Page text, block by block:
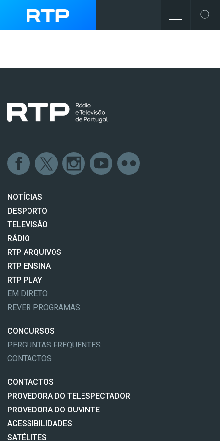
NOTÍCIAS
DESPORTO
TELEVISÃO
RÁDIO
RTP ARQUIVOS
RTP ENSINA
RTP PLAY
EM DIRETO
REVER PROGRAMAS
CONCURSOS
PERGUNTAS FREQUENTES
CONTACTOS
CONTACTOS
PROVEDORA DO TELESPECTADOR
PROVEDORA DO OUVINTE
ACESSIBILIDADES
SATÉLITES